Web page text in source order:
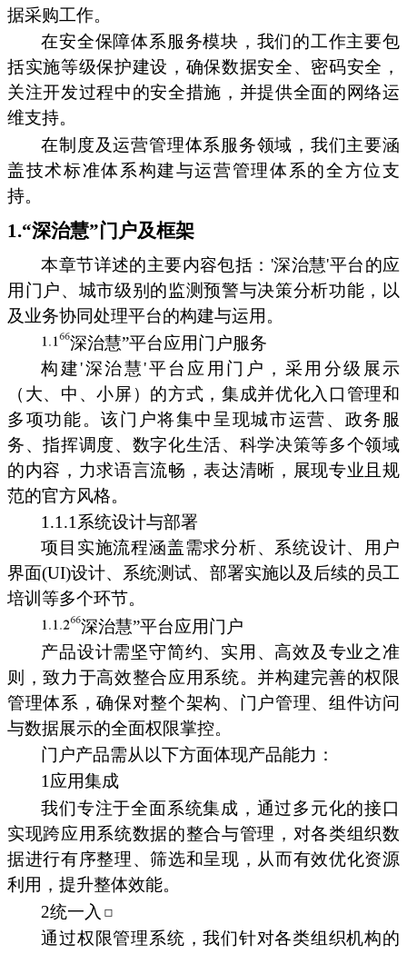
据采购工作。
在安全保障体系服务模块，我们的工作主要包
括实施等级保护建设，确保数据安全、密码安全，
关注开发过程中的安全措施，并提供全面的网络运
维支持。
在制度及运营管理体系服务领域，我们主要涵
盖技术标准体系构建与运营管理体系的全方位支
持。
1.“深治慧”门户及框架
本章节详述的主要内容包括：'深治慧'平台的应
用门户、城市级别的监测预警与决策分析功能，以
及业务协同处理平台的构建与运用。
深治慧”平台应用门户服务
构建'深治慧'平台应用门户，采用分级展示
（大、中、小屏）的方式，集成并优化入口管理和
多项功能。该门户将集中呈现城市运营、政务服
务、指挥调度、数字化生活、科学决策等多个领域
的内容，力求语言流畅，表达清晰，展现专业且规
范的官方风格。
1.1.1系统设计与部署
项目实施流程涵盖需求分析、系统设计、用户
界面(UI)设计、系统测试、部署实施以及后续的员工
培训等多个环节。
深治慧”平台应用门户
产品设计需坚守简约、实用、高效及专业之准
则，致力于高效整合应用系统。并构建完善的权限
管理体系，确保对整个架构、门户管理、组件访问
与数据展示的全面权限掌控。
门户产品需从以下方面体现产品能力：
1应用集成
我们专注于全面系统集成，通过多元化的接口
实现跨应用系统数据的整合与管理，对各类组织数
据进行有序整理、筛选和呈现，从而有效优化资源
利用，提升整体效能。
2统一入
通过权限管理系统，我们针对各类组织机构的